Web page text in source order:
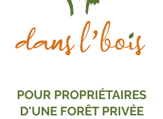
POUR PROPRIÉTAIRES
D'UNE FORÊT PRIVÉE